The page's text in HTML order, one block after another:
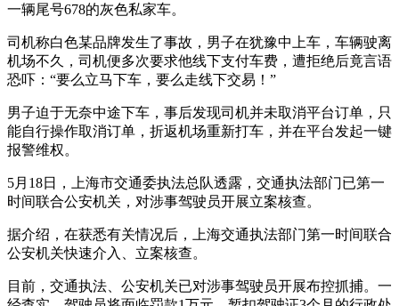
一辆尾号678的灰色私家车。
司机称白色某品牌发生了事故，男子在犹豫中上车，车辆驶离
机场不久，司机便多次要求他线下支付车费，遭拒绝后竟言语
恐吓：“要么立马下车，要么走线下交易！”
男子迫于无奈中途下车，事后发现司机并未取消平台订单，只
能自行操作取消订单，折返机场重新打车，并在平台发起一键
报警维权。
5月18日，上海市交通委执法总队透露，交通执法部门已第一
时间联合公安机关，对涉事驾驶员开展立案核查。
据介绍，在获悉有关情况后，上海交通执法部门第一时间联合
公安机关快速介入、立案核查。
目前，交通执法、公安机关已对涉事驾驶员开展布控抓捕。一